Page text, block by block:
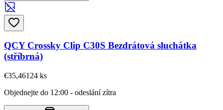
QCY Crossky Clip C30S Bezdrátová sluchátka
(stříbrná)
€35,46124 ks
Objednejte do 12:00 - odeslání zítra